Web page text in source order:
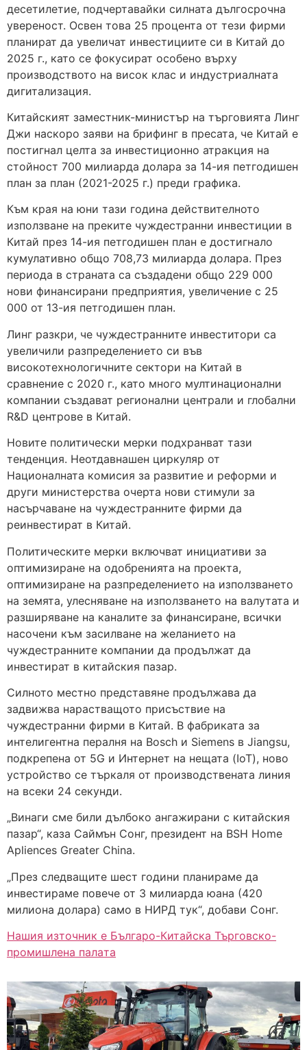
десетилетие, подчертавайки силната дългосрочна
увереност. Освен това 25 процента от тези фирми
планират да увеличат инвестициите си в Китай до
2025 г., като се фокусират особено върху
производството на висок клас и индустриалната
дигитализация.
Китайският заместник-министър на търговията Линг
Джи наскоро заяви на брифинг в пресата, че Китай е
постигнал целта за инвестиционно атракция на
стойност 700 милиарда долара за 14-ия петгодишен
план за план (2021-2025 г.) преди графика.
Към края на юни тази година действителното
използване на преките чуждестранни инвестиции в
Китай през 14-ия петгодишен план е достигнало
кумулативно общо 708,73 милиарда долара. През
периода в страната са създадени общо 229 000
нови финансирани предприятия, увеличение с 25
000 от 13-ия петгодишен план.
Линг разкри, че чуждестранните инвеститори са
увеличили разпределението си във
високотехнологичните сектори на Китай в
сравнение с 2020 г., като много мултинационални
компании създават регионални централи и глобални
R&D центрове в Китай.
Новите политически мерки подхранват тази
тенденция. Неотдавнашен циркуляр от
Националната комисия за развитие и реформи и
други министерства очерта нови стимули за
насърчаване на чуждестранните фирми да
реинвестират в Китай.
Политическите мерки включват инициативи за
оптимизиране на одобренията на проекта,
оптимизиране на разпределението на използването
на земята, улесняване на използването на валутата и
разширяване на каналите за финансиране, всички
насочени към засилване на желанието на
чуждестранните компании да продължат да
инвестират в китайския пазар.
Силното местно представяне продължава да
задвижва нарастващото присъствие на
чуждестранни фирми в Китай. В фабриката за
интелигентна пералня на Bosch и Siemens в Jiangsu,
подкрепена от 5G и Интернет на нещата (IoT), ново
устройство се търкаля от производствената линия
на всеки 24 секунди.
„Винаги сме били дълбоко ангажирани с китайския
пазар“, каза Саймън Сонг, президент на BSH Home
Apliences Greater China.
„През следващите шест години планираме да
инвестираме повече от 3 милиарда юана (420
милиона долара) само в НИРД тук“, добави Сонг.
Нашия източник е Българо-Китайска Търговско-
промишлена палaта